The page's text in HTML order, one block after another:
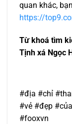
quan khác,
https://
Từ khoá tìm
Tịnh xá Ngọc
#địa #chỉ
#vẻ #đẹp
#fooxvn